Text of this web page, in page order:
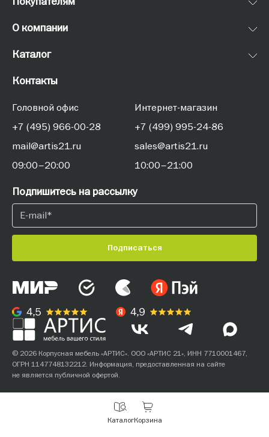
КаталогКорзина
О компании
Каталог
Контакты
Головной офис
+7 (495) 966-00-28
mail@artis21.ru
09:00–20:00
Интернет-магазин
+7 (499) 995-24-86
sales@artis21.ru
10:00–21:00
Подпишитесь на рассылку
Подписаться
© 2026 Корпусная мебель «АРТИС». ООО «АРТИС 21», ИНН 7710001467,
ОГРН 1147748132212. Информация, предоставленная на сайте
не является публичной офертой.